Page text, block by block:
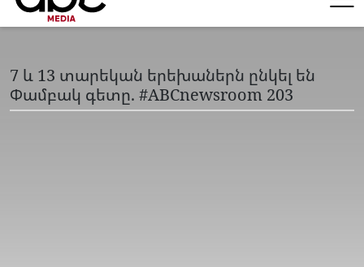
7 և 13 տարեկան երեխաներն ընկել են
Փամբակ գետը. #ABCnewsroom 203